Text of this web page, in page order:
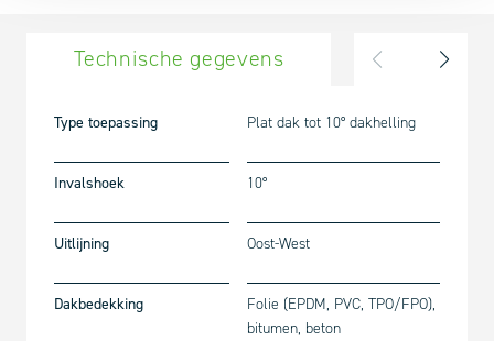
Technische gegevens
Type toepassing Plat dak tot 10° dakhelling
Invalshoek 10°
Uitlijning Oost-West
Dakbedekking
Folie (EPDM, PVC, TPO/FPO),
bitumen, beton